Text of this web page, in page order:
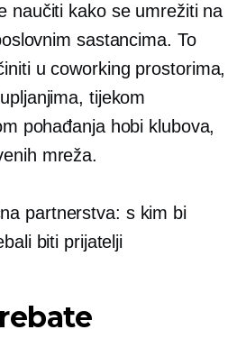
naučiti kako se umrežiti na
sastancima. To
u coworking prostorima,
tijekom
pohađanja hobi klubova,
mreža.
partnerstva: s kim bi
biti prijatelji